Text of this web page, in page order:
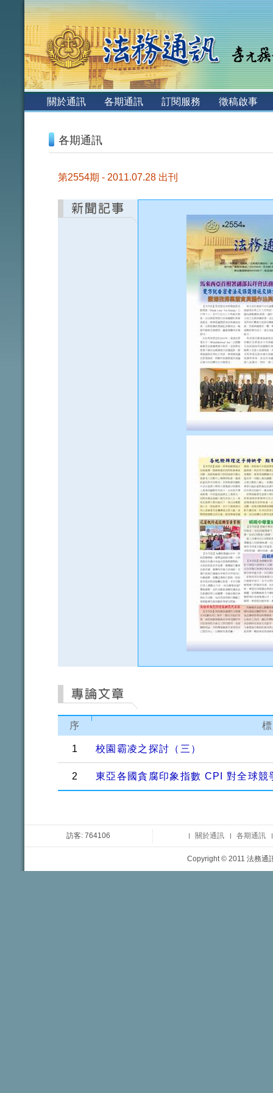
關於通訊 各期通訊 訂閱服務
徵稿啟事
各期通訊
第2554期 - 2011.07.28 出刊
序
1 校園霸凌之探討（三）
2 東亞各國貪腐印象指數 CPI 對全球
訪客: 764106 關於通訊 各期通訊
Copyright © 2011 法務